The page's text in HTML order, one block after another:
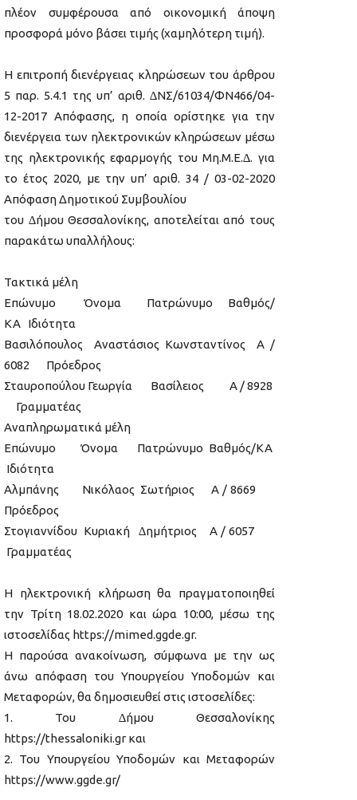
πλέον συµφέρουσα από οικονοµική άποψη
προσφορά µόνο βάσει τιµής (χαµηλότερη τιµή).
Η επιτροπή διενέργειας κληρώσεων του άρθρου
5 παρ. 5.4.1 της υπ’ αριθ. ∆ΝΣ/61034/ΦΝ466/04-
12-2017 Απόφασης, η οποία ορίστηκε για την
διενέργεια των ηλεκτρονικών κληρώσεων µέσω
της ηλεκτρονικής εφαρμογής του Μη.Μ.Ε.∆. για
το έτος 2020, µε την υπ’ αριθ. 34 / 03-02-2020
Απόφαση Δημοτικού Συμβουλίου
του ∆ήµου Θεσσαλονίκης, αποτελείται από τους
παρακάτω υπαλλήλους:
Τακτικά µέλη
Επώνυµο Όνοµα Πατρώνυµο Βαθµός/
ΚΑ Ιδιότητα
Βασιλόπουλος Αναστάσιος Κωνσταντίνος Α /
6082 Πρόεδρος
Σταυροπούλου Γεωργία Βασίλειος Α / 8928
Γραµµατέας
Αναπληρωµατικά µέλη
Επώνυµο Όνοµα Πατρώνυµο Βαθµός/ΚΑ
Ιδιότητα
Αλµπάνης Νικόλαος Σωτήριος Α / 8669
Πρόεδρος
Στογιαννίδου Κυριακή ∆ηµήτριος Α / 6057
Γραµµατέας
Η ηλεκτρονική κλήρωση θα πραγµατοποιηθεί
την Τρίτη 18.02.2020 και ώρα 10:00, µέσω της
ιστοσελίδας https://mimed.ggde.gr.
Η παρούσα ανακοίνωση, σύµφωνα µε την ως
άνω απόφαση του Υπουργείου Υποδοµών και
Μεταφορών, θα δηµοσιευθεί στις ιστοσελίδες:
1. Του ∆ήµου Θεσσαλονίκης
https://thessaloniki.gr και
2. Του Υπουργείου Υποδοµών και Μεταφορών
https://www.ggde.gr/